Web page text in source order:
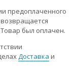
предоплаченного
был оплачен.
Доставка и